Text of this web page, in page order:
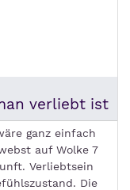
verliebt ist
ganz einfach
auf Wolke 7
Verliebtsein
Die